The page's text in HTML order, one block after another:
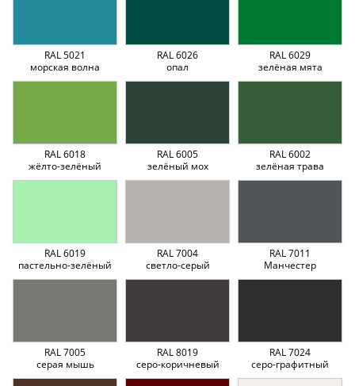
RAL 5021
морская волна
RAL 6026
опал
RAL 6029
зелёная мята
RAL 6018
жёлто-зелёный
RAL 6005
зелёный мох
RAL 6002
зелёная трава
RAL 6019
пастельно-зелёный
RAL 7004
светло-серый
RAL 7011
Манчестер
RAL 7005
серая мышь
RAL 8019
серо-коричневый
RAL 7024
серо-графитный